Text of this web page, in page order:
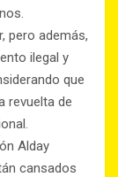
pero además,
ilegal y
que
revuelta de
Alday
cansados